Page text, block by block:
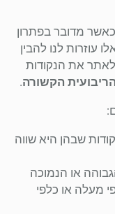
מדובר בפתרון
עוזרות לנו להבין
את הנקודות
הקשורה.
שבהן היא שווה
או הנמוכה
מעלה או כלפי